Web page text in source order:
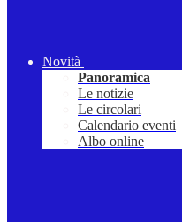
Novità
Panoramica
Le notizie
Le circolari
Calendario eventi
Albo online